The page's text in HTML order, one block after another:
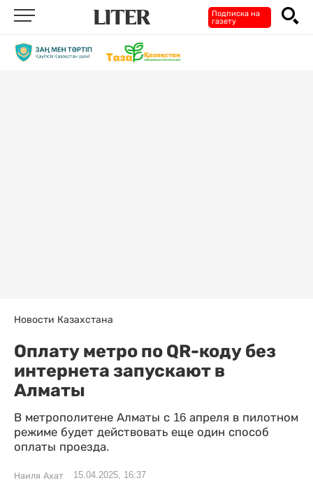
Подписка на
газету
Новости Казахстана
Оплату метро по QR-коду без
интернета запускают в
Алматы
В метрополитене Алматы с 16 апреля в пилотном
режиме будет действовать еще один способ
оплаты проезда.
Наиля Ахат 15.04.2025, 16:37